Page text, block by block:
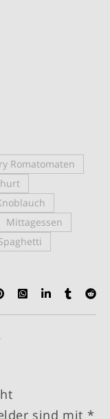
Romatomaten
Mittagessen
sind mit *